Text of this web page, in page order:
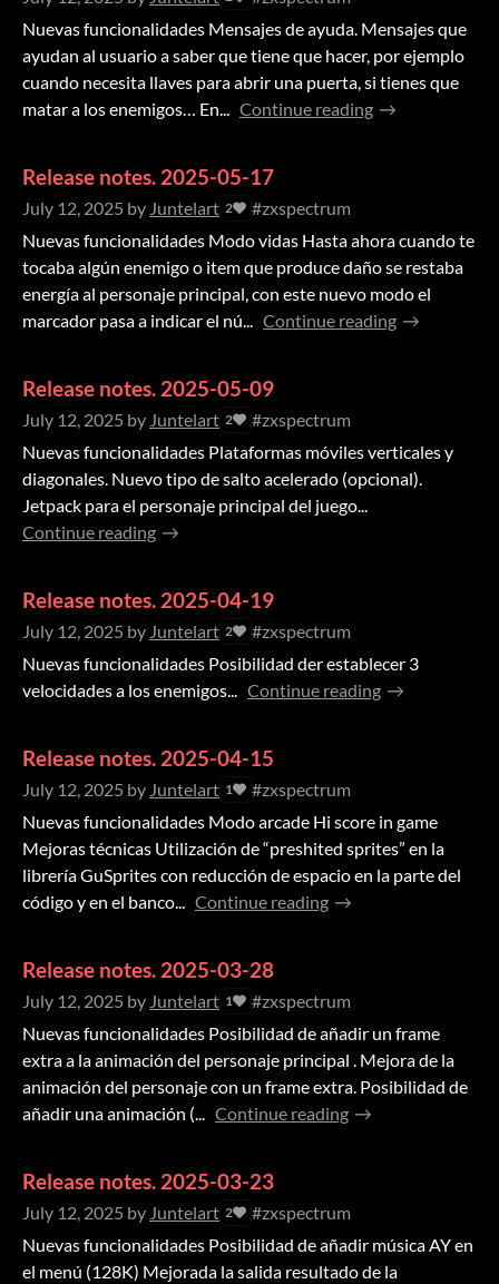
Nuevas funcionalidades Mensajes de ayuda. Mensajes que
ayudan al usuario a saber que tiene que hacer, por ejemplo
cuando necesita llaves para abrir una puerta, si tienes que
matar a los enemigos… En... Continue reading
Release notes. 2025-05-17
July 12, 2025 by Juntelart 2
#zxspectrum
Nuevas funcionalidades Modo vidas Hasta ahora cuando te
tocaba algún enemigo o item que produce daño se restaba
energía al personaje principal, con este nuevo modo el
marcador pasa a indicar el nú... Continue reading
Release notes. 2025-05-09
July 12, 2025 by Juntelart 2
#zxspectrum
Nuevas funcionalidades Plataformas móviles verticales y
diagonales. Nuevo tipo de salto acelerado (opcional).
Jetpack para el personaje principal del juego...
Continue reading
Release notes. 2025-04-19
July 12, 2025 by Juntelart 2
#zxspectrum
Nuevas funcionalidades Posibilidad der establecer 3
velocidades a los enemigos... Continue reading
Release notes. 2025-04-15
July 12, 2025 by Juntelart 1
#zxspectrum
Nuevas funcionalidades Modo arcade Hi score in game
Mejoras técnicas Utilización de “preshited sprites” en la
librería GuSprites con reducción de espacio en la parte del
código y en el banco... Continue reading
Release notes. 2025-03-28
July 12, 2025 by Juntelart 1
#zxspectrum
Nuevas funcionalidades Posibilidad de añadir un frame
extra a la animación del personaje principal . Mejora de la
animación del personaje con un frame extra. Posibilidad de
añadir una animación (... Continue reading
Release notes. 2025-03-23
July 12, 2025 by Juntelart 2
#zxspectrum
Nuevas funcionalidades Posibilidad de añadir música AY en
el menú (128K) Mejorada la salida resultado de la